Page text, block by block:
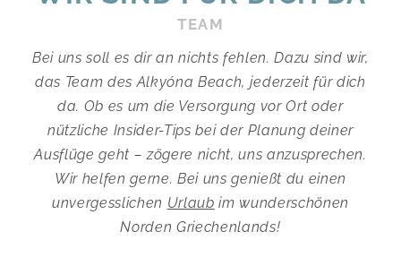
TEAM
Bei uns soll es dir an nichts fehlen. Dazu sind wir,
das Team des Alkyóna Beach, jederzeit für dich
da. Ob es um die Versorgung vor Ort oder
nützliche Insider-Tips bei der Planung deiner
Ausflüge geht – zögere nicht, uns anzusprechen.
Wir helfen gerne. Bei uns genießt du einen
unvergesslichen Urlaub im wunder­schönen
Norden Griechen­lands!